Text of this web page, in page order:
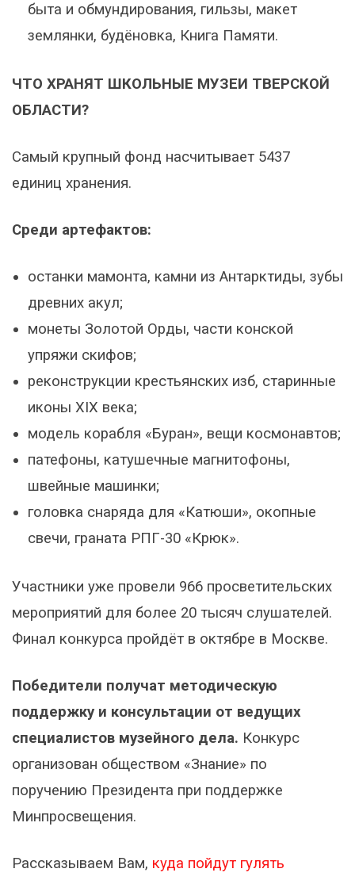
быта и обмундирования, гильзы, макет
землянки, будёновка, Книга Памяти.
ЧТО ХРАНЯТ ШКОЛЬНЫЕ МУЗЕИ ТВЕРСКОЙ
ОБЛАСТИ?
Самый крупный фонд насчитывает 5437
единиц хранения.
Среди артефактов:
останки мамонта, камни из Антарктиды, зубы
древних акул;
монеты Золотой Орды, части конской
упряжи скифов;
реконструкции крестьянских изб, старинные
иконы XIX века;
модель корабля «Буран», вещи космонавтов;
патефоны, катушечные магнитофоны,
швейные машинки;
головка снаряда для «Катюши», окопные
свечи, граната РПГ-30 «Крюк».
Участники уже провели 966 просветительских
мероприятий для более 20 тысяч слушателей.
Финал конкурса пройдёт в октябре в Москве.
Победители получат методическую
поддержку и консультации от ведущих
специалистов музейного дела. Конкурс
организован обществом «Знание» по
поручению Президента при поддержке
Минпросвещения.
Рассказываем Вам, куда пойдут гулять